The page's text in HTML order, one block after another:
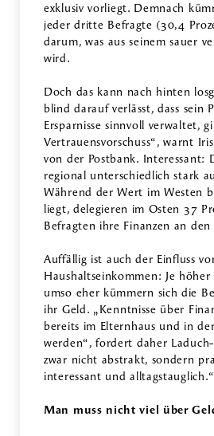
exklusiv vorliegt. Demnach
jeder dritte Befragte (30,4
darum, was aus seinem sauer
wird.
Doch das kann nach hinten
blind darauf verlässt, dass sein
Ersparnisse sinnvoll verwaltet,
Vertrauensvorschuss“, warnt
von der Postbank. Interessant:
regional unterschiedlich stark
Während der Wert im Westen
liegt, delegieren im Osten 37
Befragten ihre Finanzen an den
Auffällig ist auch der Einfluss
Haushaltseinkommen: Je höher
umso eher kümmern sich die
ihr Geld. „Kenntnisse über
bereits im Elternhaus und in
werden“, fordert daher
zwar nicht abstrakt, sondern
interessant und alltagstauglich.“
Man muss nicht viel über